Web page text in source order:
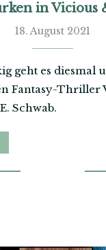
in Vicious
18. August 2021
geht es diesmal
Fantasy-Thriller
Schwab.